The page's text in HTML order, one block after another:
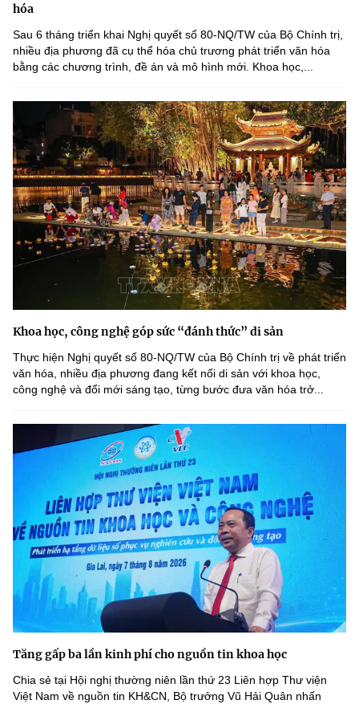
hóa
Sau 6 tháng triển khai Nghị quyết số 80-NQ/TW của Bộ Chính trị,
nhiều địa phương đã cụ thể hóa chủ trương phát triển văn hóa
bằng các chương trình, đề án và mô hình mới. Khoa học,...
Khoa học, công nghệ góp sức “đánh thức” di sản
Thực hiện Nghị quyết số 80-NQ/TW của Bộ Chính trị về phát triển
văn hóa, nhiều địa phương đang kết nối di sản với khoa học,
công nghệ và đổi mới sáng tạo, từng bước đưa văn hóa trở...
Tăng gấp ba lần kinh phí cho nguồn tin khoa học
Chia sẻ tại Hội nghị thường niên lần thứ 23 Liên hợp Thư viện
Việt Nam về nguồn tin KH&CN, Bộ trưởng Vũ Hải Quân nhấn